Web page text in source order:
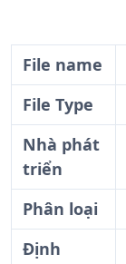
File name
File Type
Nhà phát
triển
Phân loại
Định